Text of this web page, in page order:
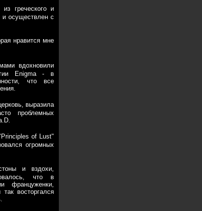
греческого и
осуществлен с
нравится мне
вдохновили
Enigma - в
что все
выразила
проблемных
of Lust"
огромных
и вздохи,
что в
француженки,
восторгался